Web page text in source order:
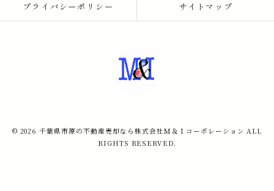
プライバシーポリシー サイトマップ
© 2026 千葉県市原の不動産売却なら株式会社Ｍ＆Ｉコーポレーション ALL
RIGHTS RESERVED.